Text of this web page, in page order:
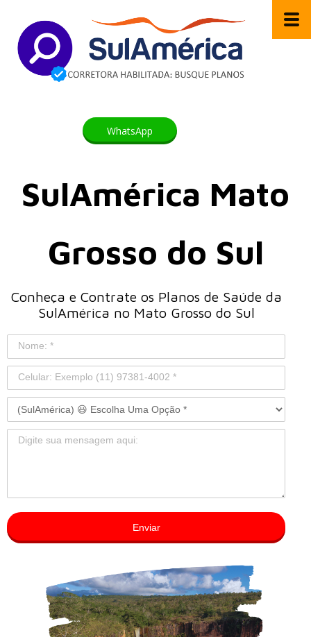
WhatsApp
SulAmérica Mato
Grosso do Sul
Conheça e Contrate os Planos de Saúde da
SulAmérica no Mato Grosso do Sul
Enviar